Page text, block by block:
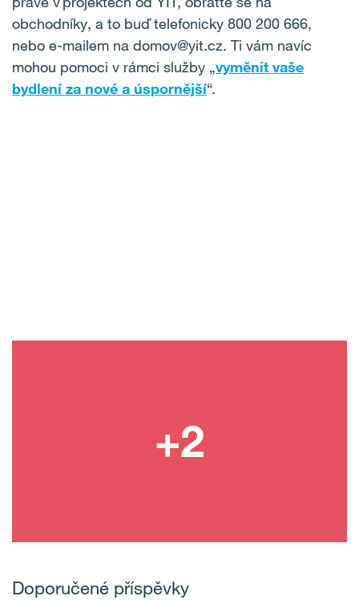
obchodníky, a to buď telefonicky 800 200 666,
nebo e-mailem na domov@yit.cz. Ti vám navíc
mohou pomoci v rámci služby „vyměnit vaše
bydlení za nové a úspornější“.
Doporučené příspěvky